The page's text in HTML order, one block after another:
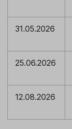
31.05.2026
25.06.2026
12.08.2026